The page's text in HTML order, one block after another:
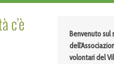
c’è
Benvenuto sul
volontari del